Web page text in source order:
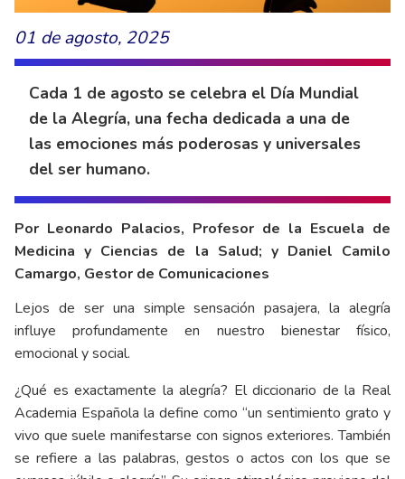
01 de agosto, 2025
Cada 1 de agosto se celebra el Día Mundial
de la Alegría, una fecha dedicada a una de
las emociones más poderosas y universales
del ser humano.
Por Leonardo Palacios, Profesor de la Escuela de
Medicina y Ciencias de la Salud; y Daniel Camilo
Camargo, Gestor de Comunicaciones
Lejos de ser una simple sensación pasajera, la alegría
influye profundamente en nuestro bienestar físico,
emocional y social.
¿Qué es exactamente la alegría? El diccionario de la Real
Academia Española la define como “un sentimiento grato y
vivo que suele manifestarse con signos exteriores. También
se refiere a las palabras, gestos o actos con los que se